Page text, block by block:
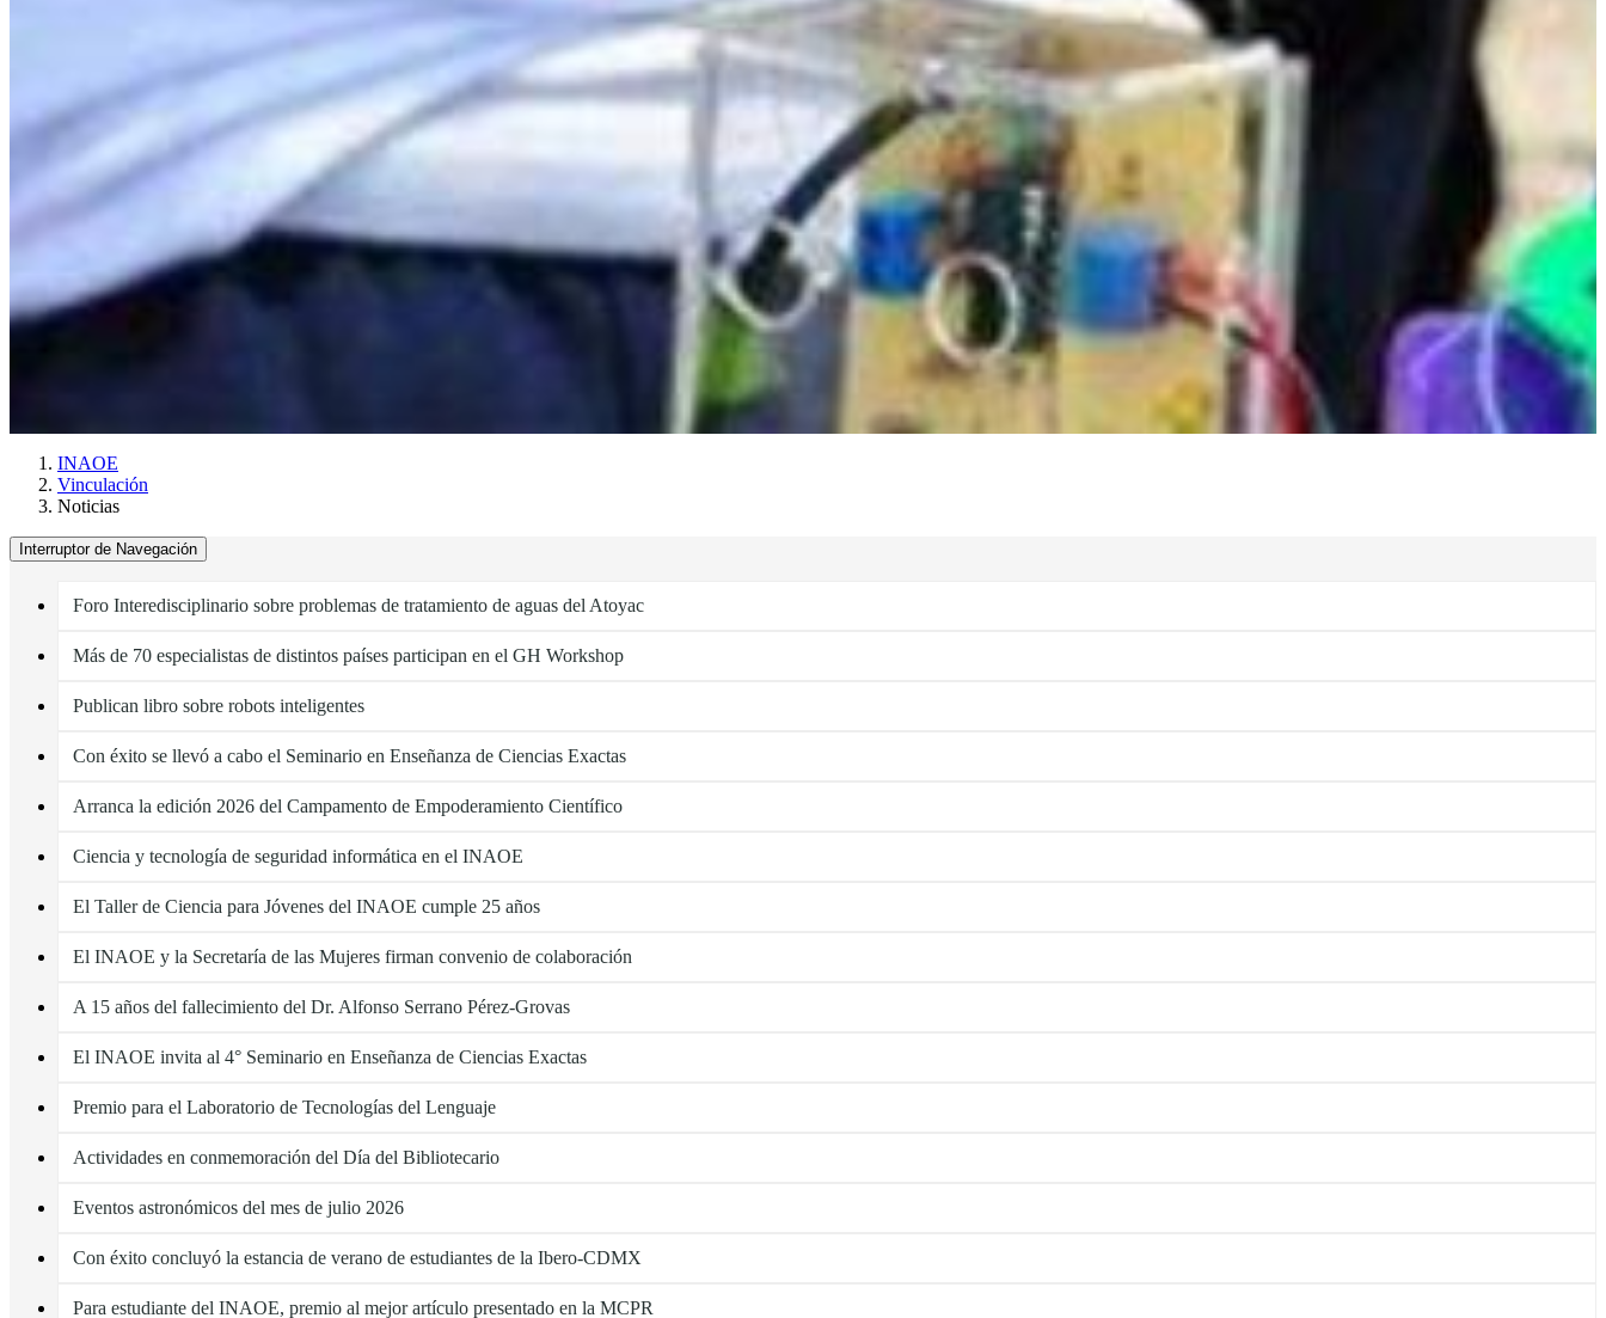
INAOE
Vinculación
Noticias
Interruptor de Navegación
Foro Interedisciplinario sobre problemas de tratamiento de aguas del Atoyac
Más de 70 especialistas de distintos países participan en el GH Workshop
Publican libro sobre robots inteligentes
Con éxito se llevó a cabo el Seminario en Enseñanza de Ciencias Exactas
Arranca la edición 2026 del Campamento de Empoderamiento Científico
Ciencia y tecnología de seguridad informática en el INAOE
El Taller de Ciencia para Jóvenes del INAOE cumple 25 años
El INAOE y la Secretaría de las Mujeres firman convenio de colaboración
A 15 años del fallecimiento del Dr. Alfonso Serrano Pérez-Grovas
El INAOE invita al 4° Seminario en Enseñanza de Ciencias Exactas
Premio para el Laboratorio de Tecnologías del Lenguaje
Actividades en conmemoración del Día del Bibliotecario
Eventos astronómicos del mes de julio 2026
Con éxito concluyó la estancia de verano de estudiantes de la Ibero-CDMX
Para estudiante del INAOE, premio al mejor artículo presentado en la MCPR